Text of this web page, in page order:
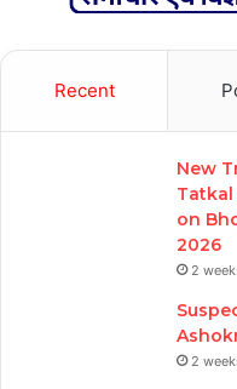
Recent
New
on
2026
2
2